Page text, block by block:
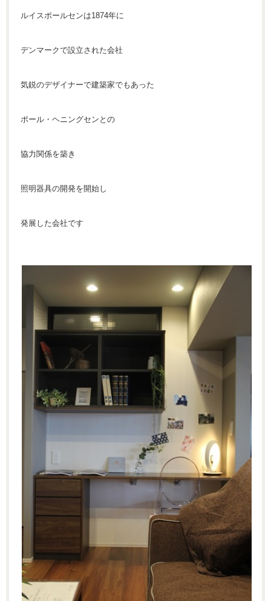
ルイスポールセンは1874年に
デンマークで設立された会社
気鋭のデザイナーで建築家でもあった
ポール・ヘニングセンとの
協力関係を築き
照明器具の開発を開始し
発展した会社です